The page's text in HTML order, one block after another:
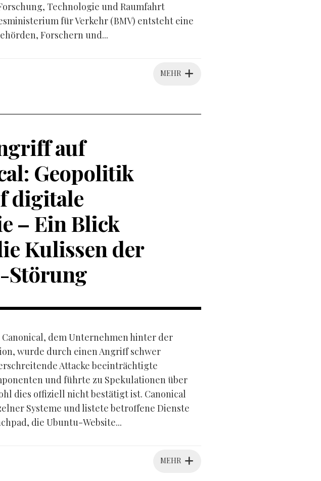
Technologie und Raumfahrt
für Verkehr (BMV) entsteht eine
Forschern und...
MEHR
auf
Geopolitik
digitale
– Ein Blick
Kulissen der
Störung
dem Unternehmen hinter der
wurde durch einen Angriff schwer
Attacke beeinträchtigte
und führte zu Spekulationen über
dies offiziell nicht bestätigt ist. Canonical
Systeme und listete betroffene Dienste
die Ubuntu-Website...
MEHR